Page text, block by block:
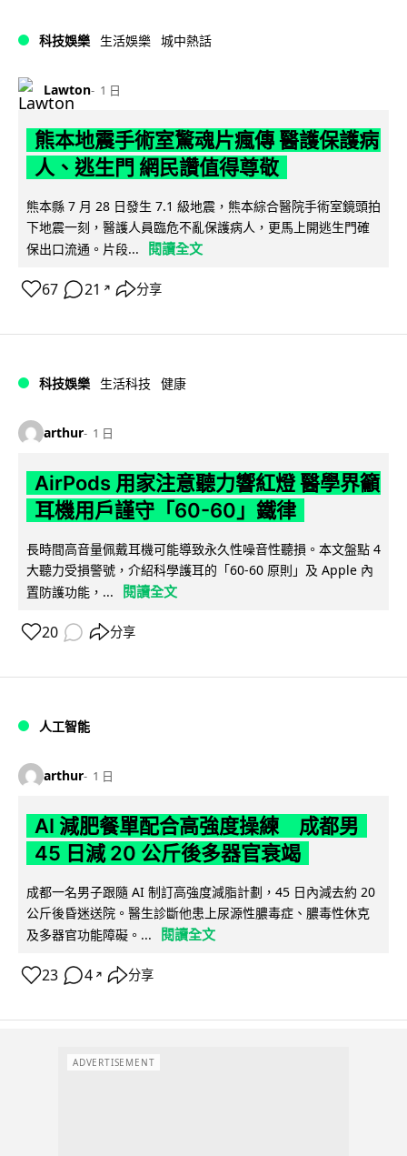
科技娛樂 生活娛樂 城中熱話
Lawton 1 日
熊本地震手術室驚魂片瘋傳 醫護保護病
人、逃生門 網民讚值得尊敬
熊本縣 7 月 28 日發生 7.1 級地震，熊本綜合醫院手術室鏡頭拍
下地震一刻，醫護人員臨危不亂保護病人，更馬上開逃生門確
保出口流通。片段...
閱讀全文
67 21 ↗ 分享
科技娛樂 生活科技 健康
arthur 1 日
AirPods 用家注意聽力響紅燈 醫學界籲
耳機用戶謹守「60-60」鐵律
長時間高音量佩戴耳機可能導致永久性噪音性聽損。本文盤點 4
大聽力受損警號，介紹科學護耳的「60-60 原則」及 Apple 內
置防護功能，...
閱讀全文
20 分享
人工智能
arthur 1 日
AI 減肥餐單配合高強度操練 成都男
45 日減 20 公斤後多器官衰竭
成都一名男子跟隨 AI 制訂高強度減脂計劃，45 日內減去約 20
公斤後昏迷送院。醫生診斷他患上尿源性膿毒症、膿毒性休克
及多器官功能障礙。...
閱讀全文
23 4 ↗ 分享
ADVERTISEMENT